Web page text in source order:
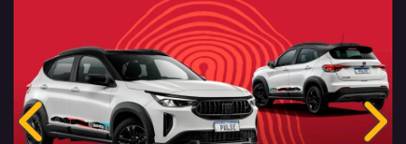
Anterior